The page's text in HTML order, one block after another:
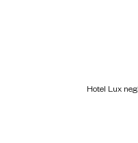
Hotel Lux